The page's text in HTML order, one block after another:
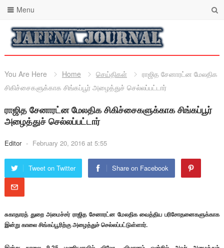
Menu
You Are Here Home செய்திகள்
ராஜித சேனாரட்ன மேலதிக
சிகிச்சைகளுக்காக சிங்கப்பூர் அழைத்துச் செல்லப்பட்டார்
ராஜித சேனாரட்ன மேலதிக சிகிச்சைகளுக்காக சிங்கப்பூர்
அழைத்துச் செல்லப்பட்டார்
Editor - February 20, 2016 at 5:55
Tweet on Twitter Share on Facebook
சுகாதாரத் துறை அமைச்சர் ராஜித சேனாரட்ன மேலதிக வைத்திய பரிசோதனைகளுக்காக
இன்று காலை சிங்கப்பூரிற்கு அழைத்துச் செல்லப்பட்டுள்ளார்.